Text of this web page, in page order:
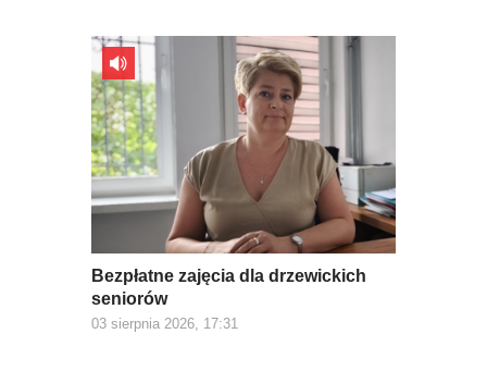
Bezpłatne zajęcia dla drzewickich
seniorów
03 sierpnia 2026, 17:31